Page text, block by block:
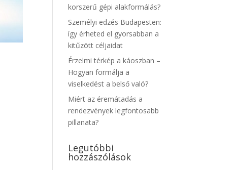
korszerű gépi alakformálás?
Személyi edzés Budapesten:
így érheted el gyorsabban a
kitűzött céljaidat
Érzelmi térkép a káoszban –
Hogyan formálja a
viselkedést a belső való?
Miért az éremátadás a
rendezvények legfontosabb
pillanata?
Legutóbbi
hozzászólások